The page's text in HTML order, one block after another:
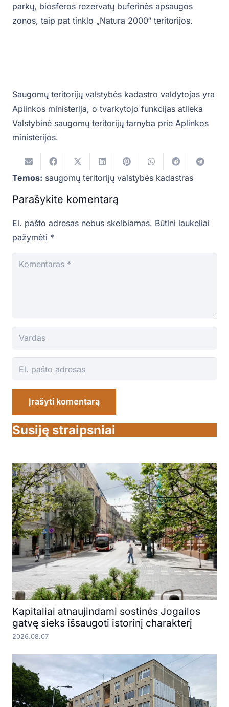
parkų, biosferos rezervatų buferinės apsaugos
zonos, taip pat tinklo „Natura 2000“ teritorijos.
Saugomų teritorijų valstybės kadastro valdytojas yra
Aplinkos ministerija, o tvarkytojo funkcijas atlieka
Valstybinė saugomų teritorijų tarnyba prie Aplinkos
ministerijos.
Temos: saugomų teritorijų valstybės kadastras
Parašykite komentarą
El. pašto adresas nebus skelbiamas. Būtini laukeliai
pažymėti *
Įrašyti komentarą
Susiję straipsniai
Kapitaliai atnaujindami sostinės Jogailos
gatvę sieks išsaugoti istorinį charakterį
2026.08.07